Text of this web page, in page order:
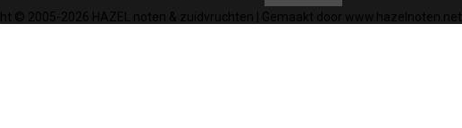
© 2005-2026 HAZEL noten & zuidvruchten | Gemaakt door www.hazelnoten.net